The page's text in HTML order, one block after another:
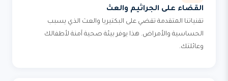
القضاء على الجراثيم والعث
تقنياتنا المتقدمة تقضي على البكتيريا والعث الذي يسبب
الحساسية والأمراض. هذا يوفر بيئة صحية آمنة لأطفالك
وعائلتك.